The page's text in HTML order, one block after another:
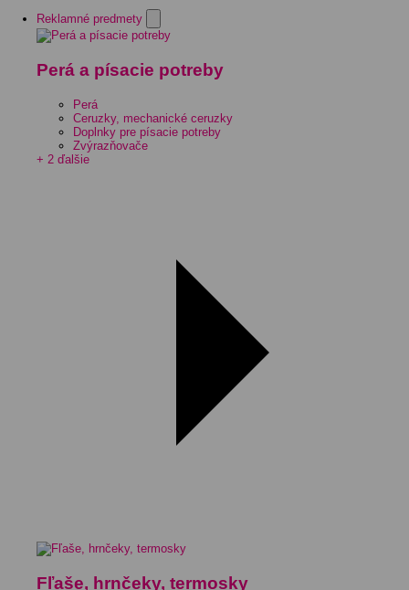
Reklamné predmety
Perá a písacie potreby
Perá
Ceruzky, mechanické ceruzky
Doplnky pre písacie potreby
Zvýrazňovače
+ 2 ďalšie
Fľaše, hrnčeky, termosky